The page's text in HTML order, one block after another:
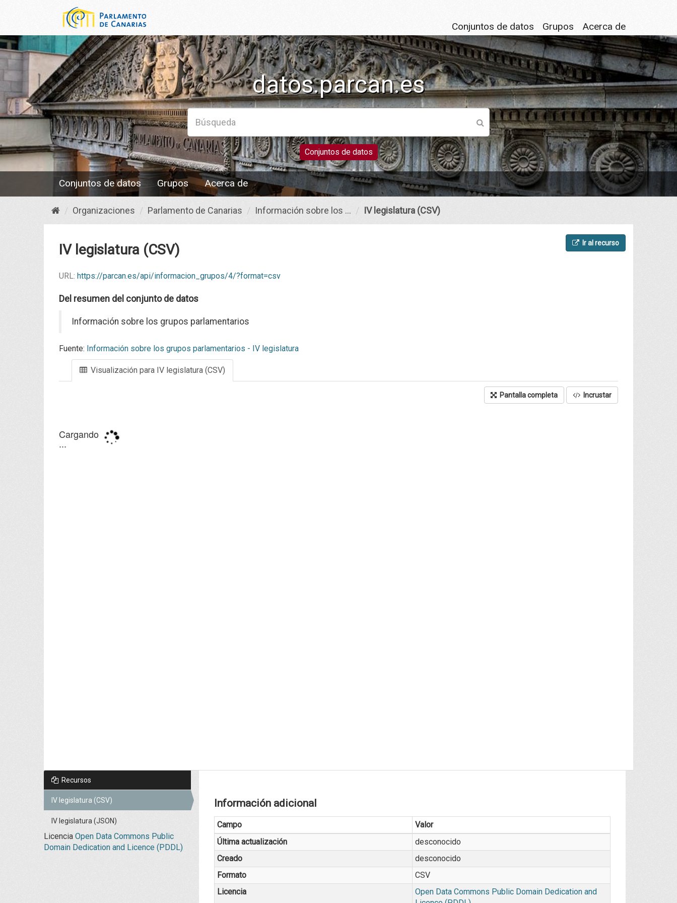
Conjuntos de datos Grupos Acerca de
datos.parcan.es
Conjuntos de datos
Conjuntos de datos Grupos Acerca de
Organizaciones Parlamento de Canarias Información sobre los ... IV legislatura (CSV)
Ir al recurso
IV legislatura (CSV)
URL: https://parcan.es/api/informacion_grupos/4/?format=csv
Del resumen del conjunto de datos
Información sobre los grupos parlamentarios
Fuente: Información sobre los grupos parlamentarios - IV legislatura
Visualización para IV legislatura (CSV)
Pantalla completa Incrustar
Recursos
IV legislatura (CSV)
IV legislatura (JSON)
Licencia Open Data Commons Public
Domain Dedication and Licence (PDDL)
Información adicional
Campo
Valor
Última actualización
desconocido
Creado
desconocido
Formato
CSV
Licencia
Open Data Commons Public Domain Dedication and